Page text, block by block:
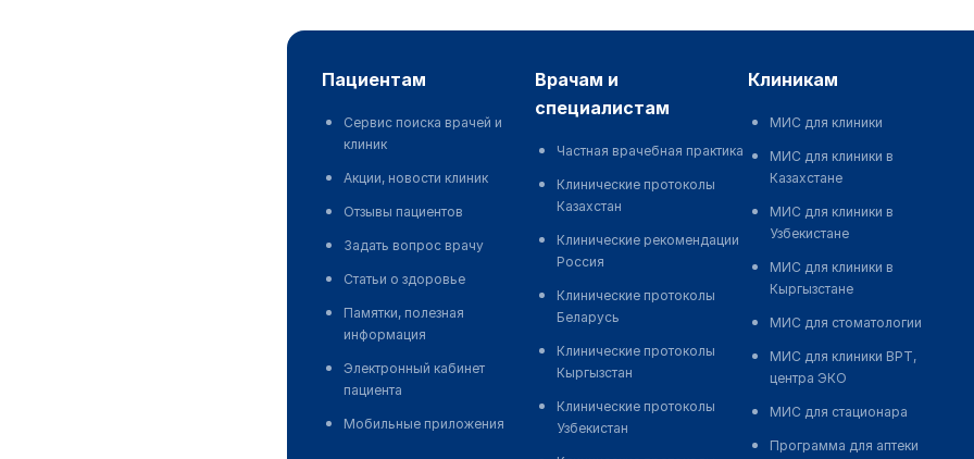
пациентам
Сервис поиска врачей и
клиник
Акции, новости клиник
Отзывы пациентов
Задать вопрос врачу
Статьи о здоровье
Памятки, полезная
информация
Электронный кабинет
пациента
Мобильные приложения
врачам и
специалистам
Частная врачебная практика
Клинические протоколы
Казахстан
Клинические рекомендации
Россия
Клинические протоколы
Беларусь
Клинические протоколы
Кыргызстан
Клинические протоколы
Узбекистан
клиникам
МИС для клиники
МИС для клиники в
Казахстане
МИС для клиники в
Узбекистане
МИС для клиники в
Кыргызстане
МИС для стоматологии
МИС для клиники ВРТ,
центра ЭКО
МИС для стационара
Программа для аптеки